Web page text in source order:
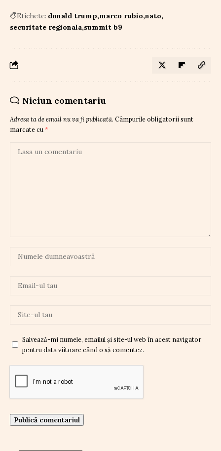
Etichete: donald trump marco rubio nato
securitate regionala summit b9
Niciun comentariu
Adresa ta de email nu va fi publicată. Câmpurile obligatorii sunt
marcate cu *
Salvează-mi numele, emailul și site-ul web în acest navigator
pentru data viitoare când o să comentez.